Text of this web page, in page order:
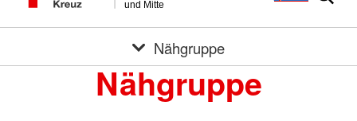
und Mitte
Nähgruppe
Nähgruppe